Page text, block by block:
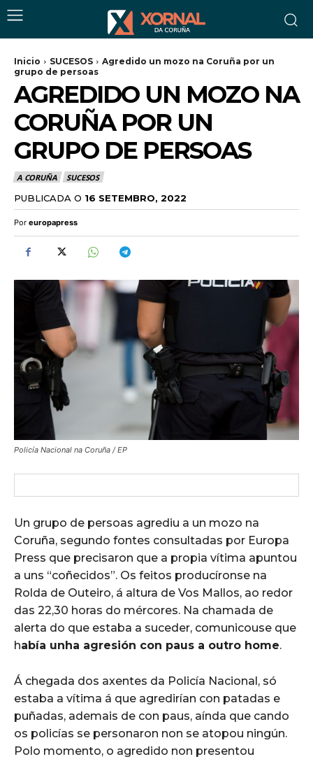
Inicio SUCESOS
Agredido un mozo na Coruña por un
grupo de persoas
AGREDIDO UN MOZO NA
CORUÑA POR UN
GRUPO DE PERSOAS
A CORUÑA SUCESOS
PUBLICADA O 16 SETEMBRO, 2022
Por europapress
Policía Nacional na Coruña / EP
Un grupo de persoas agrediu a un mozo na
Coruña, segundo fontes consultadas por Europa
Press que precisaron que a propia vítima apuntou
a uns “coñecidos”. Os feitos producíronse na
Rolda de Outeiro, á altura de Vos Mallos, ao redor
das 22,30 horas do mércores. Na chamada de
alerta do que estaba a suceder, comunicouse que
había unha agresión con paus a outro home.
Á chegada dos axentes da Policía Nacional, só
estaba a vítima á que agredirían con patadas e
puñadas, ademais de con paus, aínda que cando
os policías se personaron non se atopou ningún.
Polo momento, o agredido non presentou